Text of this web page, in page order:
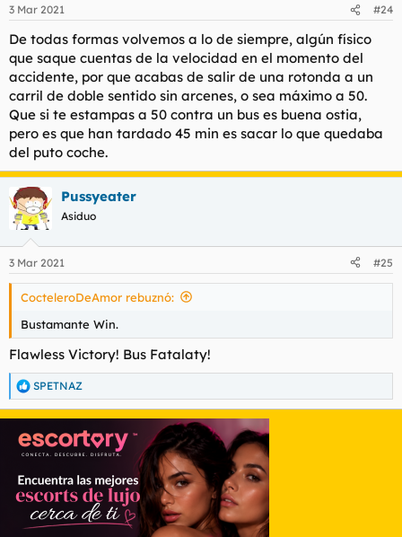
e
:
3 Mar 2021 #24
De todas formas volvemos a lo de siempre, algún físico
que saque cuentas de la velocidad en el momento del
accidente, por que acabas de salir de una rotonda a un
carril de doble sentido sin arcenes, o sea máximo a 50.
Que si te estampas a 50 contra un bus es buena ostia,
pero es que han tardado 45 min es sacar lo que quedaba
del puto coche.
Pussyeater
Asiduo
3 Mar 2021 #25
CocteleroDeAmor rebuznó:
Bustamante Win.
Flawless Victory! Bus Fatalaty!
R
e
a
c
c
o
n
SPETNAZ